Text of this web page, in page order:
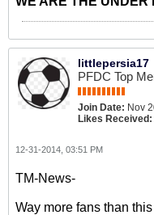
littlepersia17
PFDC Top
Join Date: Nov
Likes Received:
12-31-2014, 03:51 PM
TM-News-
Way more fans than